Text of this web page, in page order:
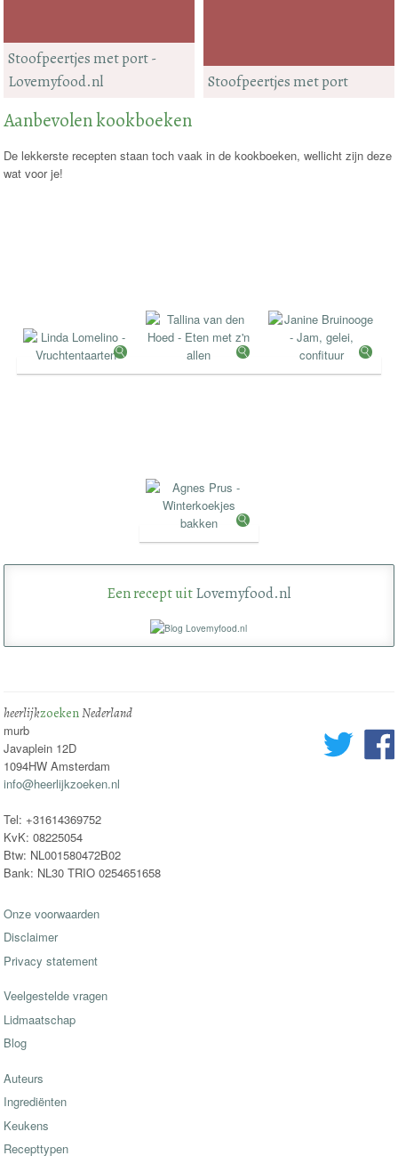
Stoofpeertjes met port
Stoofpeertjes met port -
Lovemyfood.nl
Aanbevolen kookboeken
De lekkerste recepten staan toch vaak in de kookboeken, wellicht zijn deze
wat voor je!
Een recept uitLovemyfood.nl
heerlijkzoekenNederland
murb
Javaplein 12D
1094HW Amsterdam
info@heerlijkzoeken.nl
Tel: +31614369752
KvK: 08225054
Btw: NL001580472B02
Bank: NL30 TRIO 0254651658
Onze voorwaarden
Disclaimer
Privacy statement
Veelgestelde vragen
Lidmaatschap
Blog
Auteurs
Ingrediënten
Keukens
Recepttypen